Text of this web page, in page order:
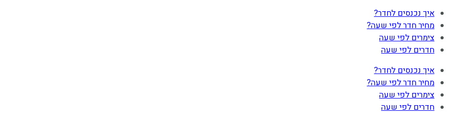
איך נכנסים לחדר?
מחיר חדר לפי שעה?
צימרים לפי שעה
חדרים לפי שעה
איך נכנסים לחדר?
מחיר חדר לפי שעה?
צימרים לפי שעה
חדרים לפי שעה